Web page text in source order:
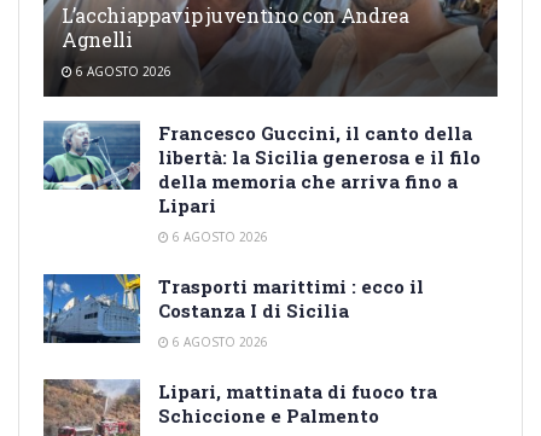
L’acchiappavip juventino con Andrea
Agnelli
6 AGOSTO 2026
Francesco Guccini, il canto della
libertà: la Sicilia generosa e il filo
della memoria che arriva fino a
Lipari
6 AGOSTO 2026
Trasporti marittimi : ecco il
Costanza I di Sicilia
6 AGOSTO 2026
Lipari, mattinata di fuoco tra
Schiccione e Palmento